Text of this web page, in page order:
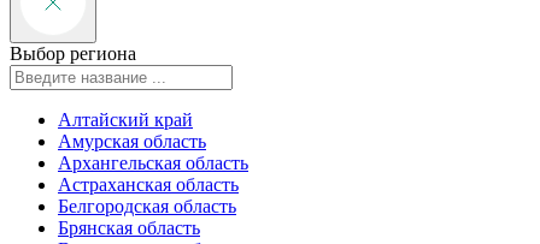
Выбор региона
Алтайский край
Амурская область
Архангельская область
Астраханская область
Белгородская область
Брянская область